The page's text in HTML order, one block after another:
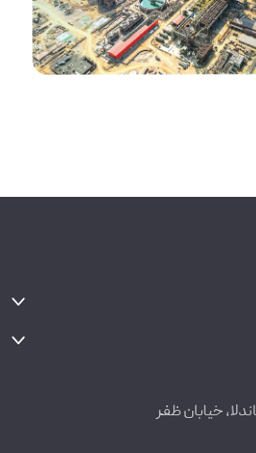
خیابان ظفر